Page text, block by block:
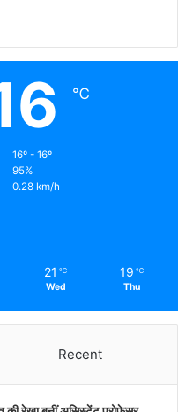
℃
16º - 16º
95%
0.28 km/h
21 ℃
Wed
19 ℃
Thu
Recent